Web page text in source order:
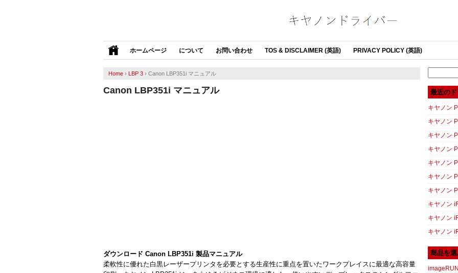
ホームページ について お問い合わせ TOS & DISCLAIMER (英語) PRIVACY POLICY (英語)
Home › LBP 3 › Canon LBP351i マニュアル
Canon LBP351i マニュアル
ダウンロード Canon LBP351i 製品マニュアル
柔軟性に優れた白黒レーザープリンタを必要とする生産性に重点を置いたワークプレイスに最適な高容量
最近の
キヤノン
キヤノン
キヤノン
キヤノン
キヤノン
キヤノン
キヤノン
キヤノン
キヤノン
キヤノン
商品を